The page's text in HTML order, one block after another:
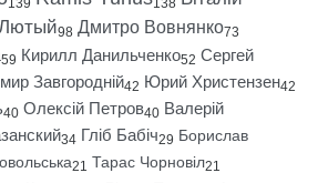
139 138
98 Дмитро Вовнянко73
59 Кирилл Данильченко52 Сергей
Завгородній42 Юрий Христензен42
40 Олексій Петров40 Валерій
34 Гліб Бабіч29 Борислав
21 Тарас Чорновіл21